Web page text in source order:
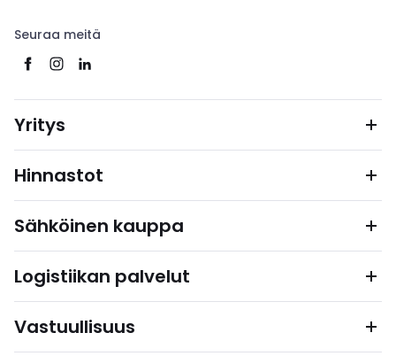
Seuraa meitä
Yritys
Hinnastot
Sähköinen kauppa
Logistiikan palvelut
Vastuullisuus